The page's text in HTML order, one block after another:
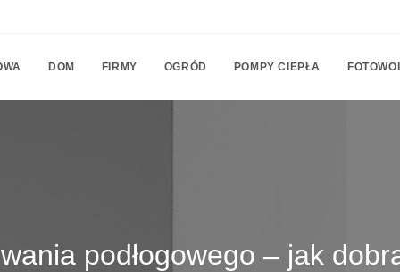
DOM FIRMY OGRÓD POMPY CIEPŁA
podłogowego – jak